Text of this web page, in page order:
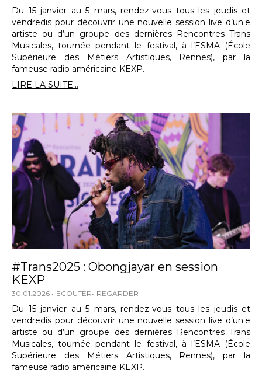
Du 15 janvier au 5 mars, rendez-vous tous les jeudis et
vendredis pour découvrir une nouvelle session live d’un·e
artiste ou d’un groupe des dernières Rencontres Trans
Musicales, tournée pendant le festival, à l’ESMA (École
Supérieure des Métiers Artistiques, Rennes), par la
fameuse radio américaine KEXP.
LIRE LA SUITE...
#Trans2025 : Obongjayar en session
KEXP
30.01.2026 ECOUTER REGARDER
Du 15 janvier au 5 mars, rendez-vous tous les jeudis et
vendredis pour découvrir une nouvelle session live d’un·e
artiste ou d’un groupe des dernières Rencontres Trans
Musicales, tournée pendant le festival, à l’ESMA (École
Supérieure des Métiers Artistiques, Rennes), par la
fameuse radio américaine KEXP.